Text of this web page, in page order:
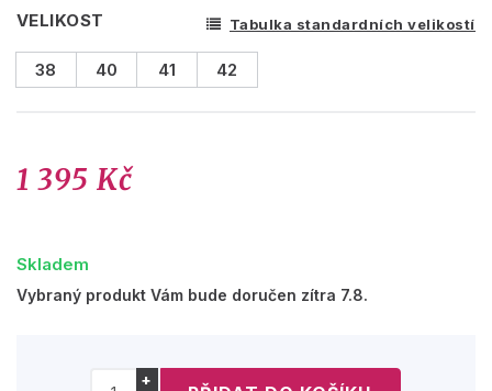
VELIKOST Tabulka standardních velikostí
38 40 41 42
1 395 Kč
Skladem
Vybraný produkt Vám bude doručen zítra 7.8.
+